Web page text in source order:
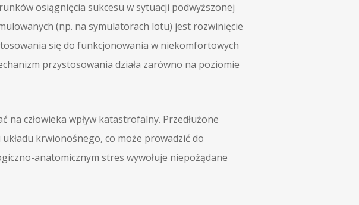
osiągnięcia sukcesu w sytuacji podwyższonej
(np. na symulatorach lotu) jest rozwinięcie
się do funkcjonowania w niekomfortowych
przystosowania działa zarówno na poziomie
człowieka wpływ katastrofalny. Przedłużone
krwionośnego, co może prowadzić do
anatomicznym stres wywołuje niepożądane